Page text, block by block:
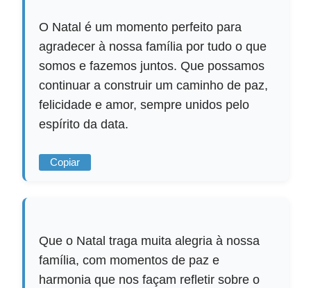
O Natal é um momento perfeito para
agradecer à nossa família por tudo o que
somos e fazemos juntos. Que possamos
continuar a construir um caminho de paz,
felicidade e amor, sempre unidos pelo
espírito da data.
Copiar
Que o Natal traga muita alegria à nossa
família, com momentos de paz e
harmonia que nos façam refletir sobre o